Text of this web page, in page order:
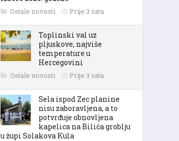
Ostale novosti Prije 3 sata
Toplinski val uz
pljuskove, najviše
temperature u
Hercegovini
Ostale novosti Prije 3 sata
Sela ispod Zec planine
nisu zaboravljena, a to
potvrđuje obnovljena
kapelica na Bilića groblju
u župi Solakova Kula